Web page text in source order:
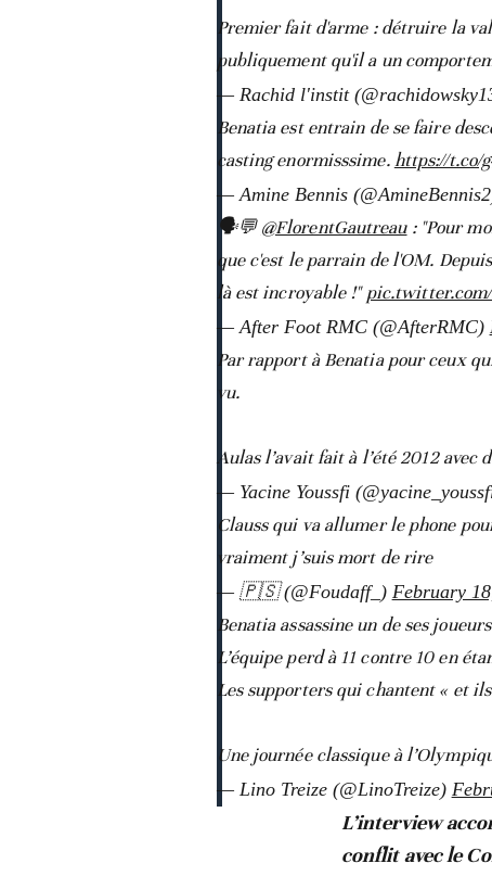
Premier fait d'arme : détruire la
publiquement qu'il a un
— Rachid l'instit
Benatia est entrain de se faire
casting enormisssime.https://t.co/
— Amine Bennis
🗣️💬@FlorentGautreau: "Pour
que c'est le parrain de l'OM.
là est incroyable !"
— After Foot RMC (@AfterRMC)
Par rapport à Benatia pour ceux
vu.
Aulas l’avait fait à l’été 2012
— Yacine Youssfi
Clauss qui va allumer le phone
vraiment j’suis mort de rire
— 🇵🇸 (@Foudaff_) February
Benatia assassine un de ses
L’équipe perd à 11 contre 10 en
Les supporters qui chantent « et
Une journée classique à
— Lino Treize (@LinoTreize)
L’interview
conflit avec le